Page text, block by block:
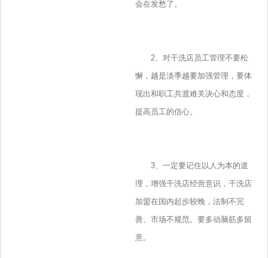
会在发愁了。
2、对干洗店员工管理不要松
懈，越是淡季越要加强管理，要体
现出和职工共渡难关决心和态度，
提高员工的信心。
3、一定要记住以人为本的道
理，增强干洗店经营意识，干洗店
加盟在国内起步较晚，法制不完
善、市场不规范。要多动脑筋多留
意。